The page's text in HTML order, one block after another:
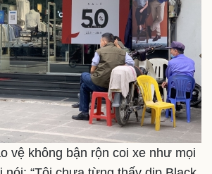
Giá cà phê
vệ không bận rộn coi xe như mọi